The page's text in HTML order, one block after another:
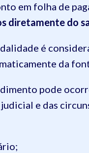
em folha de
diretamente do
é
da
pode
e das